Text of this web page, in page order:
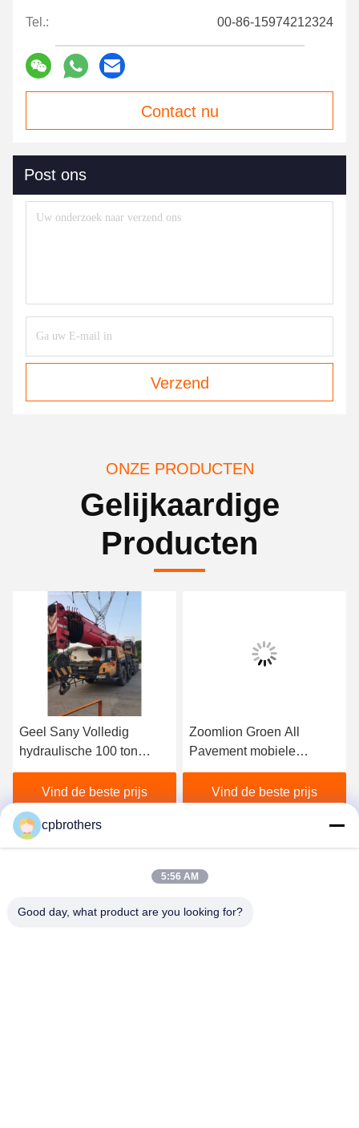
Tel.: 00-86-15974212324
Contact nu
Post ons
Verzend
ONZE PRODUCTEN
Gelijkaardige
Producten
Zoomlion Groen All
Pavement mobiele
kraantruck gemonteerd
voor bouwbehoeften
Vind de beste prijs
Mobiele 80 ton
vrachtwagen kraan Sany
zware industrie In
uitstekende staat
Vind de beste prijs
cpbrothers
5:56 AM
Good day, what product are you looking for?